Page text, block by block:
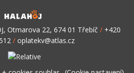
Otmarova 22, 674 01 Třebíč /+420
/ oplatekv@atlas.cz